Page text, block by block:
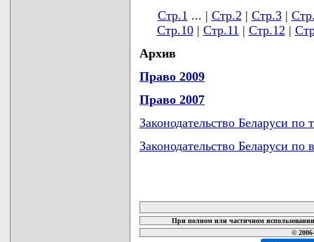
Стр.1 ... | Стр.2 | Стр.3|
Стр.10| Стр.11 | Стр.12 |
Архив
Право 2009
Право 2007
Законодательство Беларуси по
Законодательство Беларуси по
При полном или частичном
©